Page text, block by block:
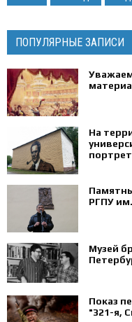
ПОПУЛЯРНЫЕ ЗАПИСИ
На
РГПУ
Музей
Показ
"321-я,